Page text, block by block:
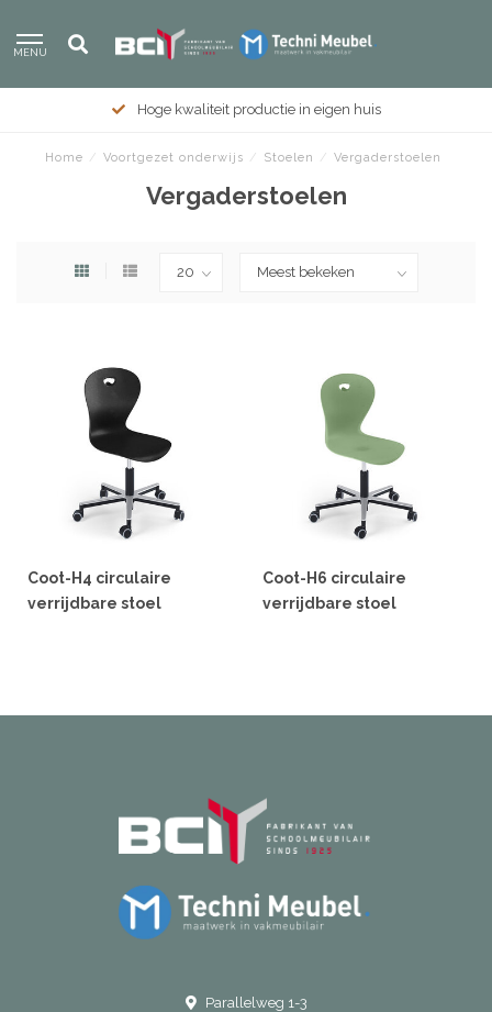
MENU
Hoge kwaliteit productie in eigen huis
Home / Voortgezet onderwijs / Stoelen / Vergaderstoelen
Vergaderstoelen
Coot-H4 circulaire
verrijdbare stoel
Coot-H6 circulaire
verrijdbare stoel
Parallelweg 1-3